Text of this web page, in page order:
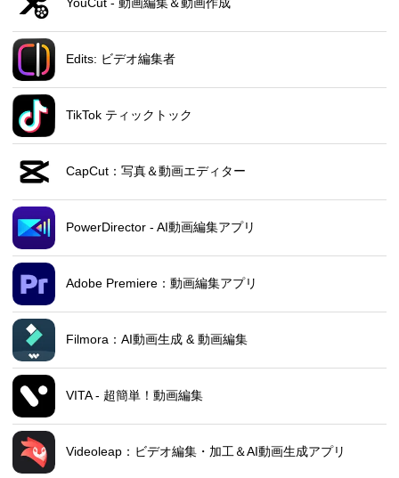
Edits: ビデオ編集者
TikTok ティックトック
CapCut：写真＆動画エディター
PowerDirector - AI動画編集アプリ
Adobe Premiere：動画編集アプリ
Filmora：AI動画生成 & 動画編集
VITA - 超簡単！動画編集
Videoleap：ビデオ編集・加工＆AI動画生成アプリ